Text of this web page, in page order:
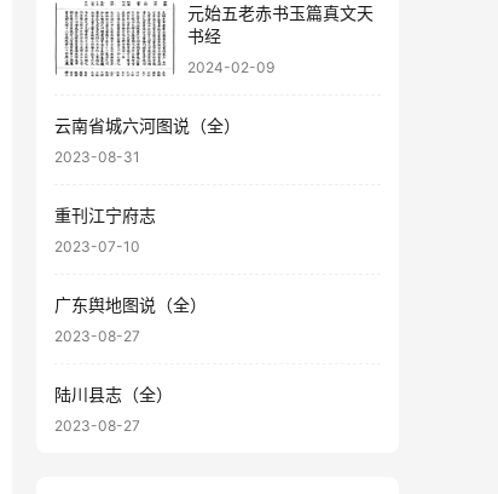
元始五老赤书玉篇真文天
书经
2024-02-09
云南省城六河图说（全）
2023-08-31
重刊江宁府志
2023-07-10
广东舆地图说（全）
2023-08-27
陆川县志（全）
2023-08-27